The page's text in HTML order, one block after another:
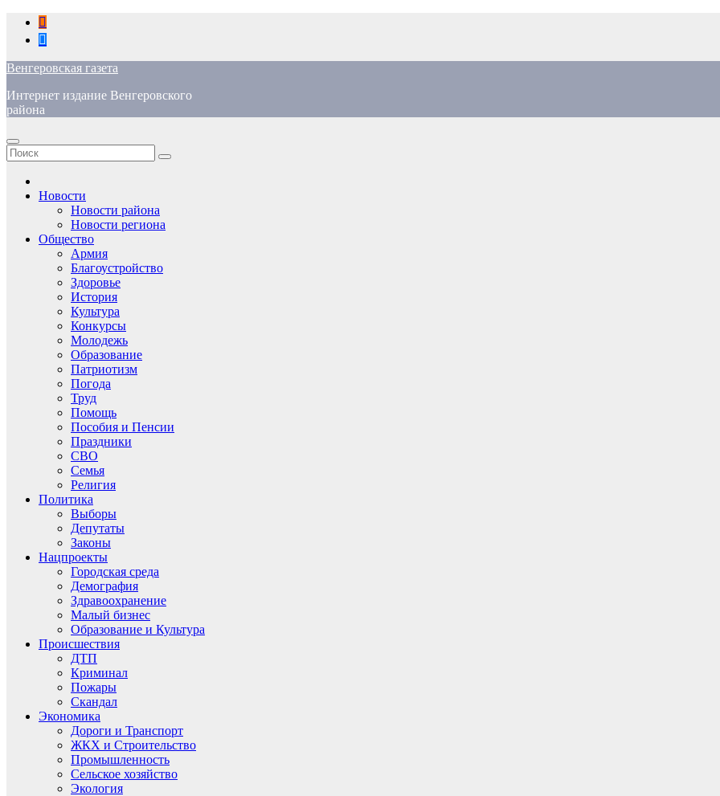
Перейти
содержимому
Венгеровская газета
Интернет издание Венгеровского
района
Новости
Новости района
Новости региона
Общество
Армия
Благоустройство
Здоровье
История
Культура
Конкурсы
Молодежь
Образование
Патриотизм
Погода
Труд
Помощь
Пособия и Пенсии
Праздники
СВО
Семья
Религия
Политика
Выборы
Депутаты
Законы
Нацпроекты
Городская среда
Демография
Здравоохранение
Малый бизнес
Образование и Культура
Происшествия
ДТП
Криминал
Пожары
Скандал
Экономика
Дороги и Транспорт
ЖКХ и Строительство
Промышленность
Сельское хозяйство
Экология